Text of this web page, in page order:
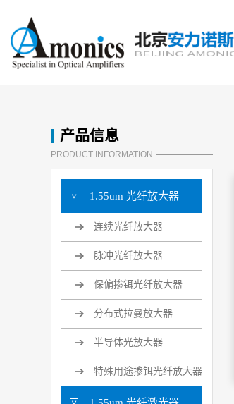
产品信息
PRODUCT INFORMATION
1.55um 光纤放大器
连续光纤放大器
脉冲光纤放大器
保偏掺铒光纤放大器
分布式拉曼放大器
半导体光放大器
特殊用途掺铒光纤放大器